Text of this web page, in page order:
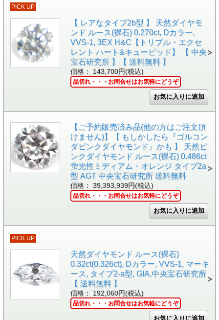
PICK UP
【 レアなタイプ2b型 】 天然ダイヤモ
ンド ルース(裸石) 0.270ct, Dカラー,
VVS-1, 3EX H&C【トリプル・エクセ
レント ハート&キューピッド】 【 中央
宝石研究所 】【 送料無料 】
価格： 143,700円(税込)
品切れ・・・お問合せはお気軽にどうぞ
【ご予約販売済み品(他の方はご注文頂
けません)】【 もしかしたら『ゴルコン
ダピンクダイヤモンド』かも 】 天然ピ
ンクダイヤモンド ルース(裸石) 0.486ct
蛍光性ミディアム・オレンジ タイプ2a
型 AGT 中央宝石研究所 送料無料
価格： 39,393,939円(税込)
品切れ・・・お問合せはお気軽にどうぞ
PICK UP
天然ダイヤモンド ルース(裸石)
0.32ct(0.326ct), Dカラー, VVS-1, マーキ
ース, タイプ2-a型, GIA,中央宝石研究所
【 送料無料 】
価格： 192,060円(税込)
品切れ・・・お問合せはお気軽にどうぞ